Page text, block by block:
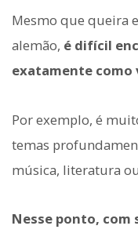
Mesmo que queira
alemão, é difícil
exatamente como
Por exemplo, é
temas
música, literatura
Nesse ponto, com